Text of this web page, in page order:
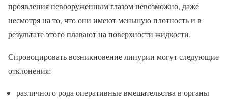
проявления невооруженным глазом невозможно, даже
несмотря на то, что они имеют меньшую плотность и в
результате этого плавают на поверхности жидкости.
Спровоцировать возникновение липурии могут следующие
отклонения:
различного рода оперативные вмешательства в органы